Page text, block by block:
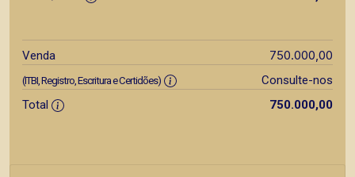
Venda 750.000,00
(ITBI, Registro, Escritura e Certidões)
Consulte-nos
Total
750.000,00